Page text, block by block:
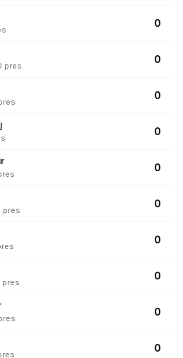
0
pres
0
0
0
0
pres
0
0
pres
0
0
0